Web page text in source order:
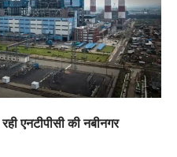
एनटीपीसी की नबीनगर